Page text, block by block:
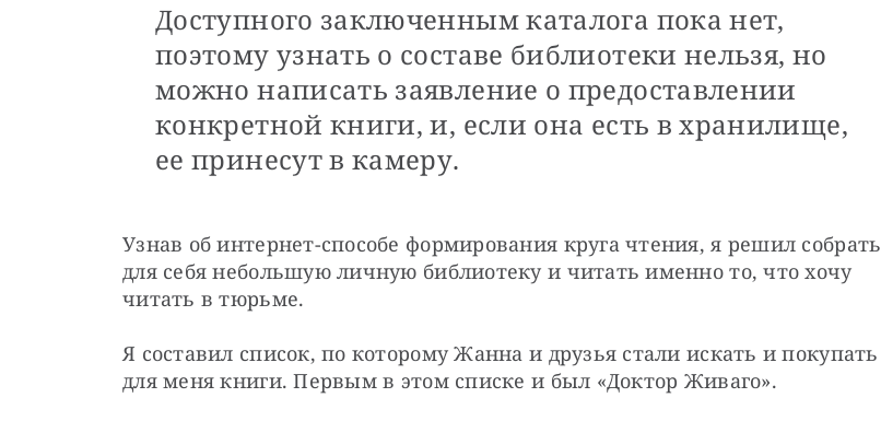
Доступного заключенным каталога пока нет,
поэтому узнать о составе библиотеки нельзя, но
можно написать заявление о предоставлении
конкретной книги, и, если она есть в хранилище,
ее принесут в камеру.
Узнав об интернет-способе формирования круга чтения, я решил собрать
для себя небольшую личную библиотеку и читать именно то, что хочу
читать в тюрьме.
Я составил список, по которому Жанна и друзья стали искать и покупать
для меня книги. Первым в этом списке и был «Доктор Живаго».